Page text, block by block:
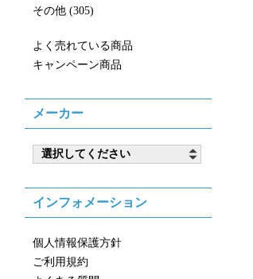
その他 (305)
よく売れている商品
キャンペーン商品
メーカー
インフォメーション
個人情報保護方針
ご利用規約